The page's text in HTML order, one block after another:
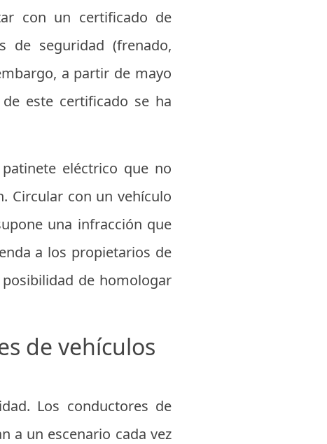
con un certificado de
de seguridad (frenado,
a partir de mayo
este certificado se ha
eléctrico que no
Circular con un vehículo
una infracción que
a los propietarios de
de homologar
de vehículos
Los conductores de
a un escenario cada vez